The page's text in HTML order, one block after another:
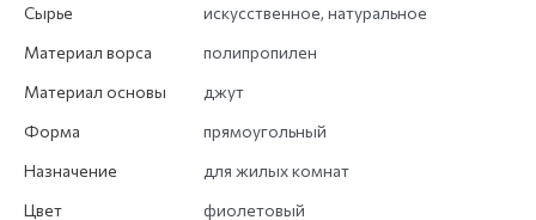
Сырье
искусственное, натуральное
Материал ворса
полипропилен
Материал основы
джут
Форма
прямоугольный
Назначение
для жилых комнат
Цвет
фиолетовый